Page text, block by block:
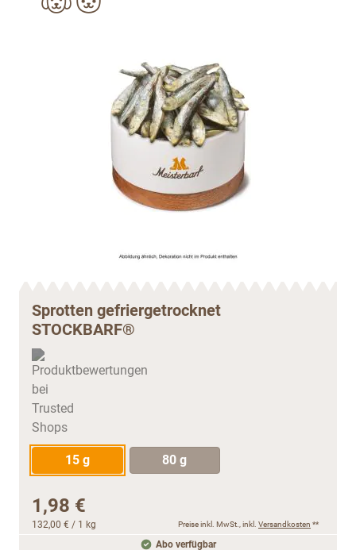
Sprotten gefriergetrocknet
STOCKBARF®
15 g 80 g
1,98 €
132,00 € / 1 kg Preise inkl. MwSt., inkl. Versandkosten **
Abo verfügbar